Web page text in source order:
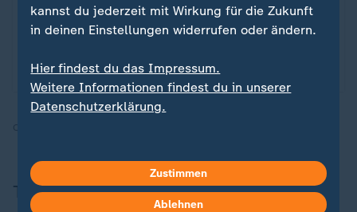
Seit dem 10. Oktober herrscht eine Waffenruhe
zwischen Israel und der Hamas - und hat damit
Feuerpause scheint fragil. Die News im Blog.
Themen
kannst du jederzeit mit Wirkung für die Zukunft
in deinen Einstellungen widerrufen oder ändern.
Hier findest du das Impressum.
Weitere Informationen findest du in unserer
Datenschutzerklärung.
Zustimmen
Ablehnen